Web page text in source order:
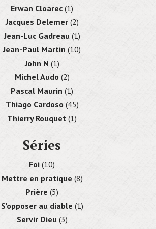
Erwan Cloarec (1)
Jacques Delemer(2)
Jean-Luc Gadreau (1)
Jean-Paul Martin (10)
John N (1)
Michel Audo (2)
Pascal Maurin (1)
Thiago Cardoso(45)
Thierry Rouquet (1)
Séries
Foi (10)
Mettre en pratique (8)
Prière (5)
S'opposer au diable (1)
Servir Dieu (3)